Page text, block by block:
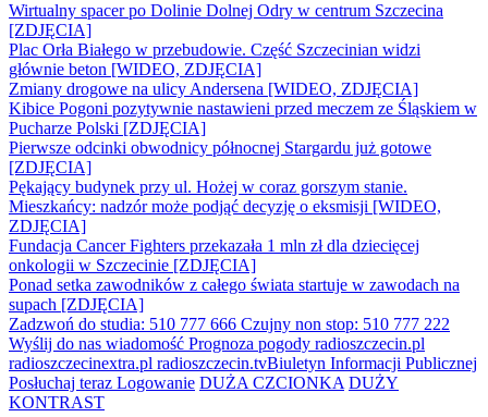
Wirtualny spacer po Dolinie Dolnej Odry w centrum Szczecina
[ZDJĘCIA]
Plac Orła Białego w przebudowie. Część Szczecinian widzi
głównie beton [WIDEO, ZDJĘCIA]
Zmiany drogowe na ulicy Andersena [WIDEO, ZDJĘCIA]
Kibice Pogoni pozytywnie nastawieni przed meczem ze Śląskiem w
Pucharze Polski [ZDJĘCIA]
Pierwsze odcinki obwodnicy północnej Stargardu już gotowe
[ZDJĘCIA]
Pękający budynek przy ul. Hożej w coraz gorszym stanie.
Mieszkańcy: nadzór może podjąć decyzję o eksmisji [WIDEO,
ZDJĘCIA]
Fundacja Cancer Fighters przekazała 1 mln zł dla dziecięcej
onkologii w Szczecinie [ZDJĘCIA]
Ponad setka zawodników z całego świata startuje w zawodach na
supach [ZDJĘCIA]
Zadzwoń do studia: 510 777 666 Czujny non stop: 510 777 222
Wyślij do nas wiadomość Prognoza pogody radioszczecin.pl
radioszczecinextra.pl radioszczecin.tvBiuletyn Informacji Publicznej
Posłuchaj teraz Logowanie DUŻA CZCIONKA DUŻY
KONTRAST